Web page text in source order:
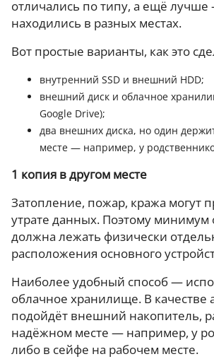
отличались по типу, а ещё
находились в разных местах.
Вот простые варианты, как это
внутренний SSD и внешний HDD;
внешний диск и облачное
Google Drive);
два внешних диска, но один
месте — например, у
1 копия в другом месте
Затопление, пожар, кража могут
утрате данных. Поэтому минимум
должна лежать физически
расположения основного
Наиболее удобный способ —
облачное хранилище. В качестве
подойдёт внешний накопитель,
надёжном месте — например, у
либо в сейфе на рабочем месте.